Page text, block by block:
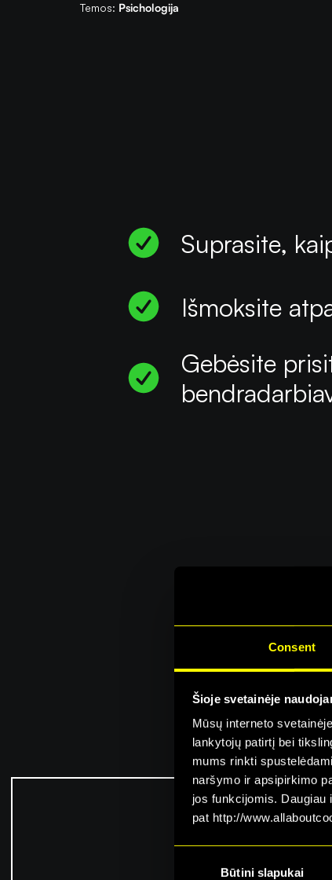
Consent
Šioje svetainėje
Mūsų interneto
lankytojų patirtį bei
mums rinkti
naršymo ir apsipirkimo
jos funkcijomis. Daugiau
pat http://
Būtini slapukai
Temos: Psichologija
Suprasite,
Išmoksite
Gebėsite
Šį